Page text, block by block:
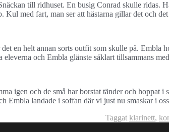
till ridhuset. En busig Conrad skulle ridas.
Kul med fart, man ser att hästarna gillar det och
en helt annan sorts outfit som skulle på.
och Embla glänste såklart tillsammans
igen och de små har borstat tänder och
landade i soffan där vi just nu smaskar i
Taggat klarinett,